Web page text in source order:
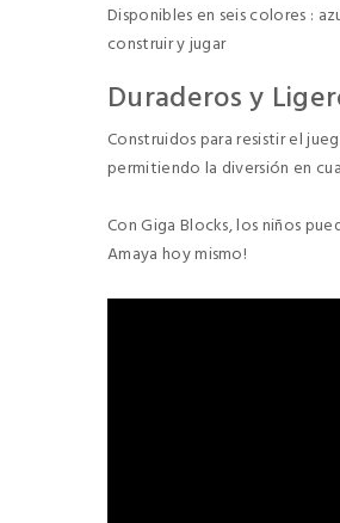
Disponibles en seis colores :
construir y jugar
Duraderos y
Construidos para resistir el
permitiendo la diversión en
Con Giga Blocks, los niños
Amaya hoy mismo!